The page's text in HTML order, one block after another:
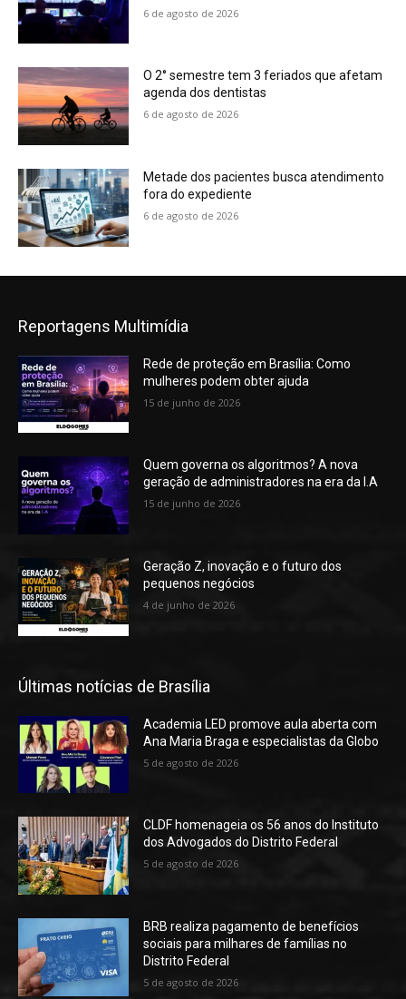
6 de agosto de 2026
O 2° semestre tem 3 feriados que afetam
agenda dos dentistas
6 de agosto de 2026
Metade dos pacientes busca atendimento
fora do expediente
6 de agosto de 2026
Reportagens Multimídia
Rede de proteção em Brasília: Como
mulheres podem obter ajuda
15 de junho de 2026
Quem governa os algoritmos? A nova
geração de administradores na era da I.A
15 de junho de 2026
Geração Z, inovação e o futuro dos
pequenos negócios
4 de junho de 2026
Últimas notícias de Brasília
Academia LED promove aula aberta com
Ana Maria Braga e especialistas da Globo
5 de agosto de 2026
CLDF homenageia os 56 anos do Instituto
dos Advogados do Distrito Federal
5 de agosto de 2026
BRB realiza pagamento de benefícios
sociais para milhares de famílias no
Distrito Federal
5 de agosto de 2026